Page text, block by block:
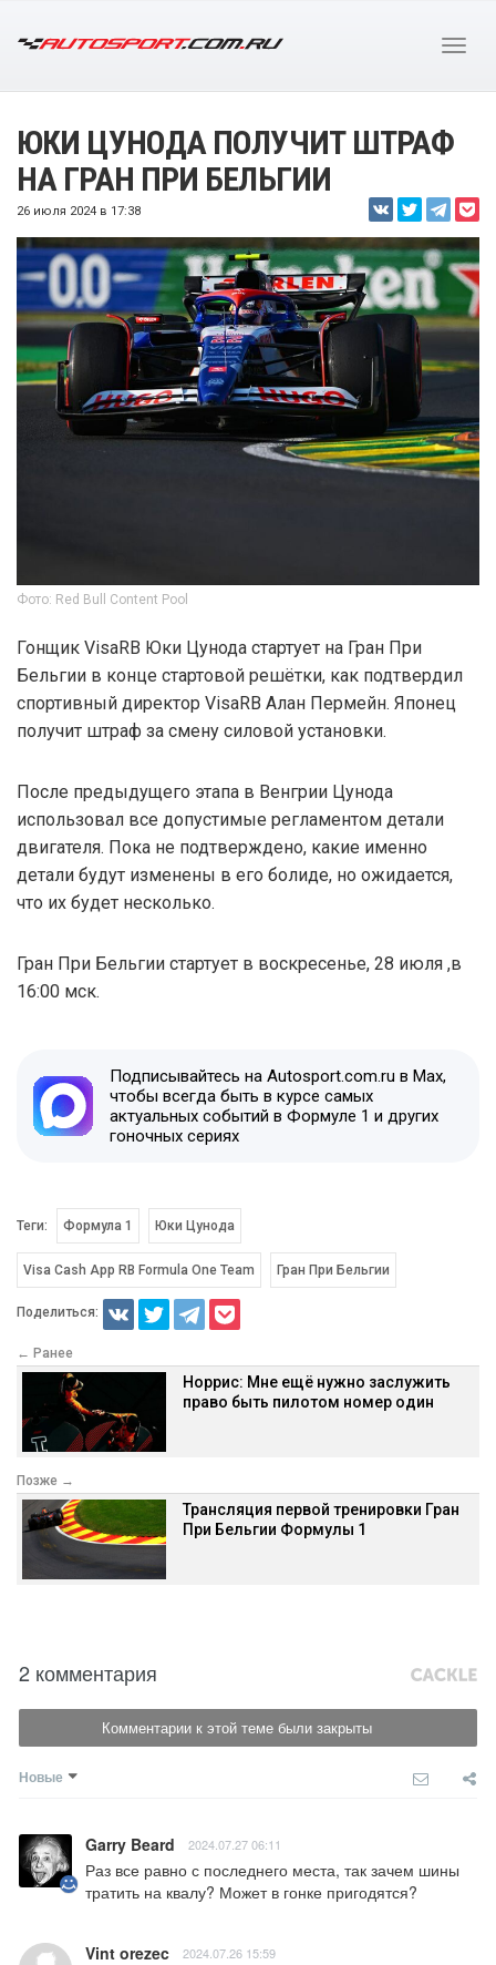
ЮКИ ЦУНОДА ПОЛУЧИТ ШТРАФ
НА ГРАН ПРИ БЕЛЬГИИ
26 июля 2024 в 17:38
Фото: Red Bull Content Pool
Гонщик VisaRB Юки Цунода стартует на Гран При
Бельгии в конце стартовой решётки, как подтвердил
спортивный директор VisaRB Алан Пермейн. Японец
получит штраф за смену силовой установки.
После предыдущего этапа в Венгрии Цунода
использовал все допустимые регламентом детали
двигателя. Пока не подтверждено, какие именно
детали будут изменены в его болиде, но ожидается,
что их будет несколько.
Гран При Бельгии стартует в воскресенье, 28 июля ,в
16:00 мск.
Подписывайтесь на Autosport.com.ru в Max,
чтобы всегда быть в курсе самых
актуальных событий в Формуле 1 и других
гоночных сериях
Теги: Формула 1 Юки Цунода
Visa Cash App RB Formula One Team Гран При Бельгии
Поделиться:
← Ранее
Норрис: Мне ещё нужно заслужить
право быть пилотом номер один
Позже →
Трансляция первой тренировки Гран
При Бельгии Формулы 1
2 комментария
Комментарии к этой теме были закрыты
Новые
Garry Beard 2024.07.27 06:11
Раз все равно с последнего места, так зачем шины
тратить на квалу? Может в гонке пригодятся?
Vint orezec 2024.07.26 15:59